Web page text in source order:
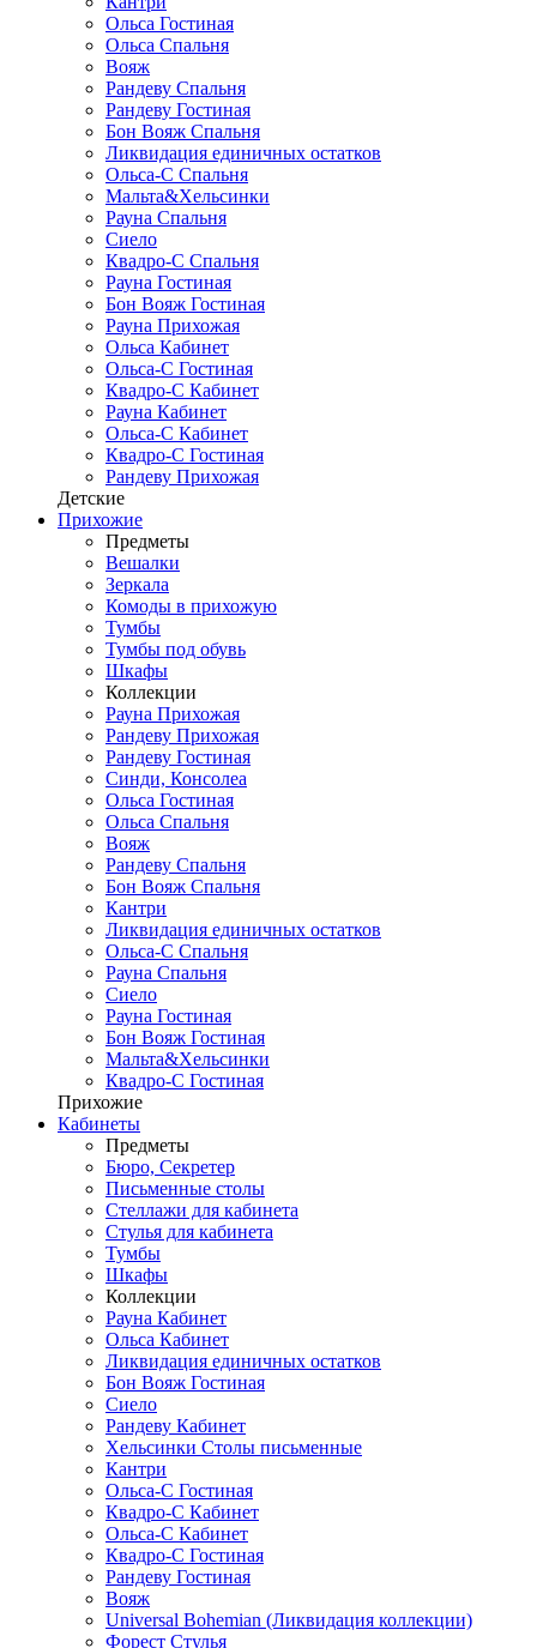
Ольса Гостиная
Ольса Спальня
Вояж
Рандеву Спальня
Рандеву Гостиная
Бон Вояж Спальня
Ликвидация единичных остатков
Ольса-С Спальня
Мальта&Хельсинки
Рауна Спальня
Сиело
Квадро-С Спальня
Рауна Гостиная
Бон Вояж Гостиная
Рауна Прихожая
Ольса Кабинет
Ольса-С Гостиная
Квадро-С Кабинет
Рауна Кабинет
Ольса-С Кабинет
Квадро-С Гостиная
Рандеву Прихожая
Детские
Прихожие
Предметы
Вешалки
Зеркала
Комоды в прихожую
Тумбы
Тумбы под обувь
Шкафы
Коллекции
Рауна Прихожая
Рандеву Прихожая
Рандеву Гостиная
Синди, Консолеа
Ольса Гостиная
Ольса Спальня
Вояж
Рандеву Спальня
Бон Вояж Спальня
Кантри
Ликвидация единичных остатков
Ольса-С Спальня
Рауна Спальня
Сиело
Рауна Гостиная
Бон Вояж Гостиная
Мальта&Хельсинки
Квадро-С Гостиная
Прихожие
Кабинеты
Предметы
Бюро, Секретер
Письменные столы
Стеллажи для кабинета
Стулья для кабинета
Тумбы
Шкафы
Коллекции
Рауна Кабинет
Ольса Кабинет
Ликвидация единичных остатков
Бон Вояж Гостиная
Сиело
Рандеву Кабинет
Хельсинки Столы письменные
Кантри
Ольса-С Гостиная
Квадро-С Кабинет
Ольса-С Кабинет
Квадро-С Гостиная
Рандеву Гостиная
Вояж
Universal Bohemian (Ликвидация коллекции)
Форест Стулья